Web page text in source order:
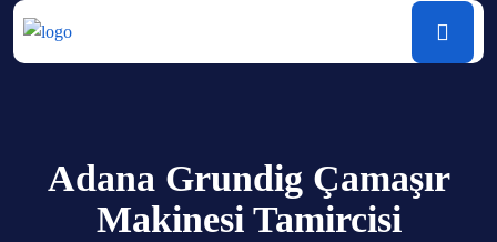
Adana Grundig Çamaşır
Makinesi Tamircisi